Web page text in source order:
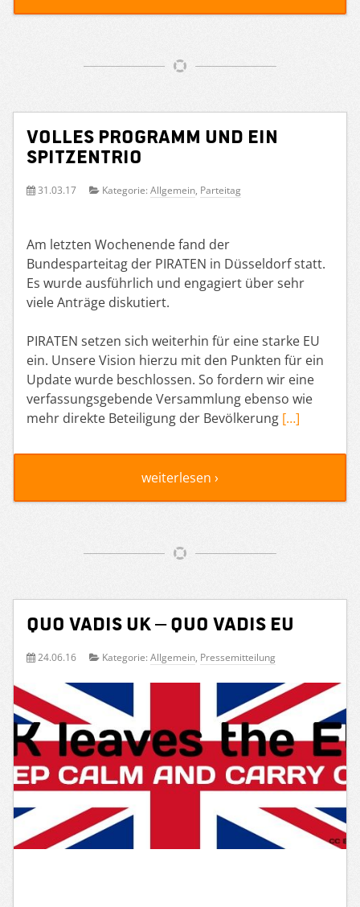
Volles Programm und ein
Spitzentrio
31.03.17 Kategorie: Allgemein, Parteitag
Am letzten Wochenende fand der
Bundesparteitag der PIRATEN in Düsseldorf statt.
Es wurde ausführlich und engagiert über sehr
viele Anträge diskutiert.
PIRATEN setzen sich weiterhin für eine starke EU
ein. Unsere Vision hierzu mit den Punkten für ein
Update wurde beschlossen. So fordern wir eine
verfassungsgebende Versammlung ebenso wie
mehr direkte Beteiligung der Bevölkerung […]
weiterlesen ›
Quo vadis UK – quo vadis EU
24.06.16 Kategorie: Allgemein, Pressemitteilung